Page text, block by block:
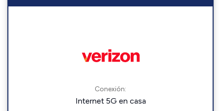
Conexión:
Internet 5G en casa